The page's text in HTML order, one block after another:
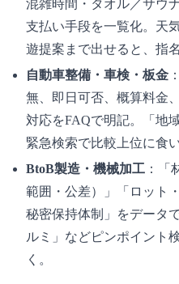
混雑時間・タオル／サウ
支払い手段を一覧化。天
遊提案まで出せると、指
自動車整備・車検・板金
無、即日可否、概算料金
対応をFAQで明記。「地
緊急検索で比較上位に食
BtoB製造・機械加工 ：「
範囲・公差）」「ロット
秘密保持体制」をデータ
ルミ」などピンポイント
く。